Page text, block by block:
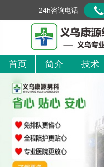
首页 简介 技术
24h咨询电话